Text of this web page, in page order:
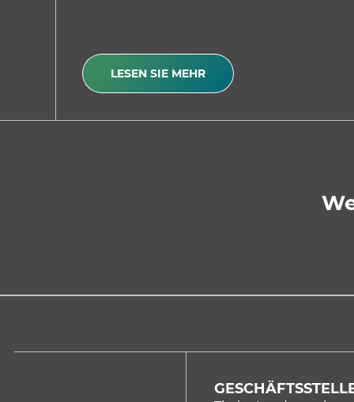
LESEN SIE MEHR